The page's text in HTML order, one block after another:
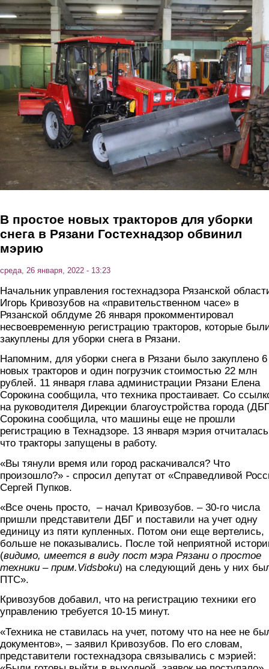
Перейти к основному содержанию
В простое новых тракторов для уборки
снега в Рязани Гостехнадзор обвинил
мэрию
среда, 26 января, 2022 - 13:23
Начальник управления гостехнадзора Рязанской
Игорь Кривозубов на «правительственном часе» в
Рязанской облдуме 26 января прокомментировал
несвоевременную регистрацию тракторов, которые
закуплены для уборки снега в Рязани.
Напомним, для уборки снега в Рязани было закуплено 6
новых тракторов и один погрузчик стоимостью 22 млн
рублей. 11 января глава администрации Рязани Елена
Сорокина сообщила, что техника простаивает. Со
на руководителя Дирекции благоустройства города
Сорокина сообщила, что машины еще не прошли
регистрацию в Технадзоре. 13 января мэрия
что тракторы запущены в работу.
«Вы тянули время или город раскачивался? Что
произошло?» - спросил депутат от «Справедливой
Сергей Пупков.
«Все очень просто, – начал Кривозубов. – 30-го числа
пришли представители ДБГ и поставили на учет одну
единицу из пяти купленных. Потом они еще вертелись,
больше не показывались. После той неприятной
(видимо, имеется в виду пост мэра Рязани о простое
техники – прим.Vidsboku) на следующий день у них
ПТС».
Кривозубов добавил, что на регистрацию техники его
управлению требуется 10-15 минут.
«Техника не ставилась на учет, потому что на нее не
документов», – заявил Кривозубов. По его словам,
представители гостехнадзора связывались с мэрией: